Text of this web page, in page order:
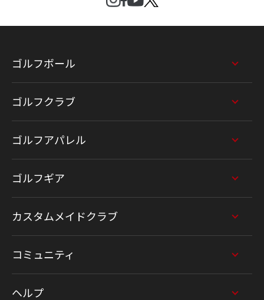
ゴルフボール
ゴルフクラブ
ゴルフアパレル
ゴルフギア
カスタムメイドクラブ
コミュニティ
ヘルプ